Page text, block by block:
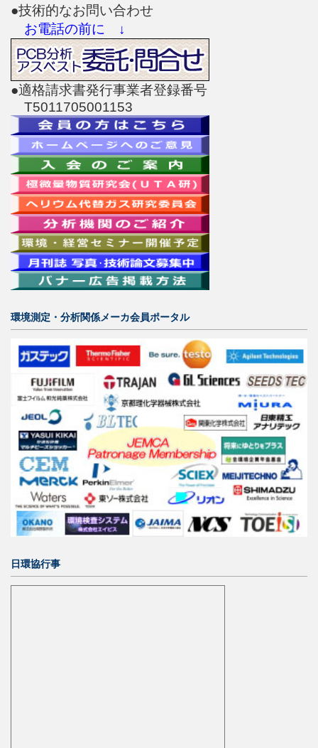
●技術的なお問い合わせ
お電話の前に ↓
●適格請求書発行事業者登録番号
T5011705001153
環境測定・分析関係メーカ会員ポータル
日環協行事